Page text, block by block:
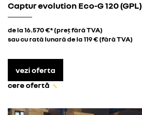
Captur evolution Eco-G 120 (GPL)
de la 16.570 €* (preț fără TVA)
sau cu rată lunară de la 119 € (fără TVA)
vezi oferta
cere ofertă